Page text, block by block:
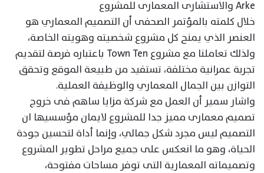
Arke والاستشارى المعمارى للمشروع
خلال كلمته بالمؤتمر الصحفى أن التصميم المعماري هو
العنصر الذي يمنح كل مشروع شخصيته وهويته الخاصة،
ولذلك تعاملنا مع مشروع Town Ten باعتباره فرصة لتقديم
تجربة عمرانية مختلفة، تستفيد من طبيعة الموقع وتحقق
التوازن بين الجمال المعماري والوظيفة العملية.
واشار سمير أن العمل مع شركة مزايا ساهم فى خروج
تصميم معمارى مميز جدا للمشروع لايمان مؤسسيها ان
التصميم ليس مجرد شكل جمالي، وإنما أداة لتحسين جودة
الحياة، وهو ما انعكس على جميع مراحل تطوير المشروع
وتصميماته المعمارية التى توفر مساحات مفتوحة،